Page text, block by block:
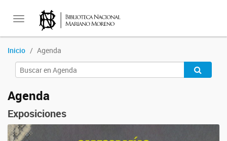
Toggle
navigation
Inicio Agenda
Agenda
Exposiciones